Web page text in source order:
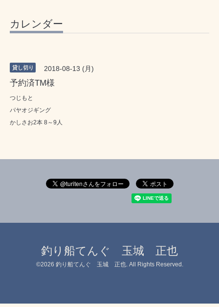
カレンダー
貸し切り 2018-08-13 (月)
予約済TM様
つじもと
パヤオジギング
かしさお2本 8～9人
釣り船てんぐ 玉城 正也
©2026 釣り船てんぐ 玉城 正也. All Rights Reserved.